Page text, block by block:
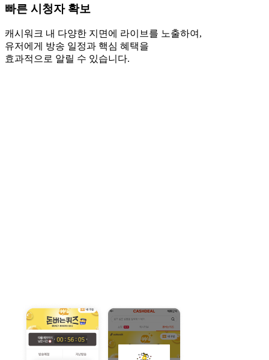
빠른 시청자 확보
캐시워크 내 다양한 지면에 라이브를 노출하여,
유저에게 방송 일정과 핵심 혜택을
효과적으로 알릴 수 있습니다.